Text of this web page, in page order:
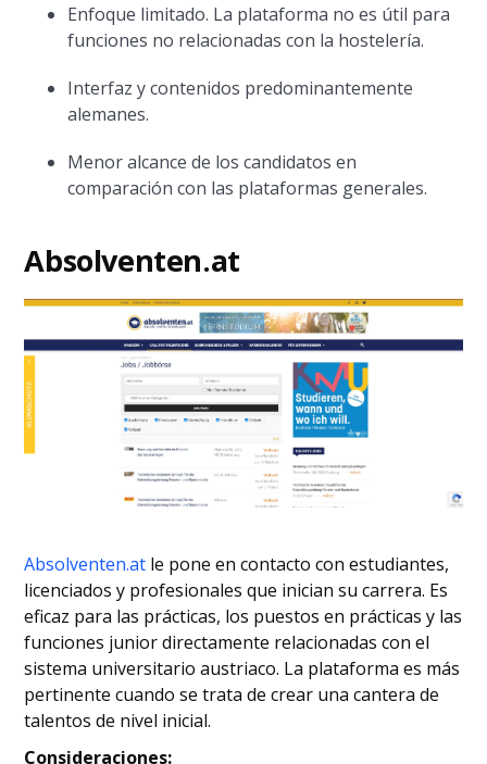
Enfoque limitado. La plataforma no es útil para
funciones no relacionadas con la hostelería.
Interfaz y contenidos predominantemente
alemanes.
Menor alcance de los candidatos en
comparación con las plataformas generales.
Absolventen.at
Absolventen.at le pone en contacto con estudiantes,
licenciados y profesionales que inician su carrera. Es
eficaz para las prácticas, los puestos en prácticas y las
funciones junior directamente relacionadas con el
sistema universitario austriaco. La plataforma es más
pertinente cuando se trata de crear una cantera de
talentos de nivel inicial.
Consideraciones: